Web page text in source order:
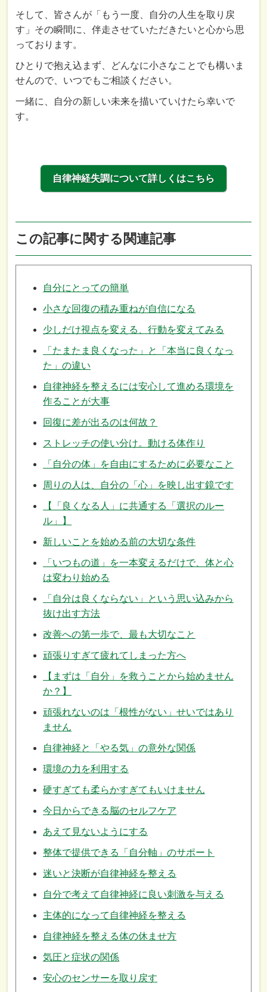
そして、皆さんが「もう一度、自分の人生を取り戻
す」その瞬間に、伴走させていただきたいと心から思
っております。
ひとりで抱え込まず、どんなに小さなことでも構いま
せんので、いつでもご相談ください。
一緒に、自分の新しい未来を描いていけたら幸いで
す。
自律神経失調について詳しくはこちら
この記事に関する関連記事
自分にとっての簡単
小さな回復の積み重ねが自信になる
少しだけ視点を変える、行動を変えてみる
「たまたま良くなった」と「本当に良くなっ
た」の違い
自律神経を整えるには安心して進める環境を
作ることが大事
回復に差が出るのは何故？
ストレッチの使い分け。動ける体作り
「自分の体」を自由にするために必要なこと
周りの人は、自分の「心」を映し出す鏡です
【「良くなる人」に共通する「選択のルー
ル」】
新しいことを始める前の大切な条件
「いつもの道」を一本変えるだけで、体と心
は変わり始める
「自分は良くならない」という思い込みから
抜け出す方法
改善への第一歩で、最も大切なこと
頑張りすぎて疲れてしまった方へ
【まずは「自分」を救うことから始めません
か？】
頑張れないのは「根性がない」せいではあり
ません
自律神経と「やる気」の意外な関係
環境の力を利用する
硬すぎても柔らかすぎてもいけません
今日からできる脳のセルフケア
あえて見ないようにする
整体で提供できる「自分軸」のサポート
迷いと決断が自律神経を整える
自分で考えて自律神経に良い刺激を与える
主体的になって自律神経を整える
自律神経を整える体の休ませ方
気圧と症状の関係
安心のセンサーを取り戻す